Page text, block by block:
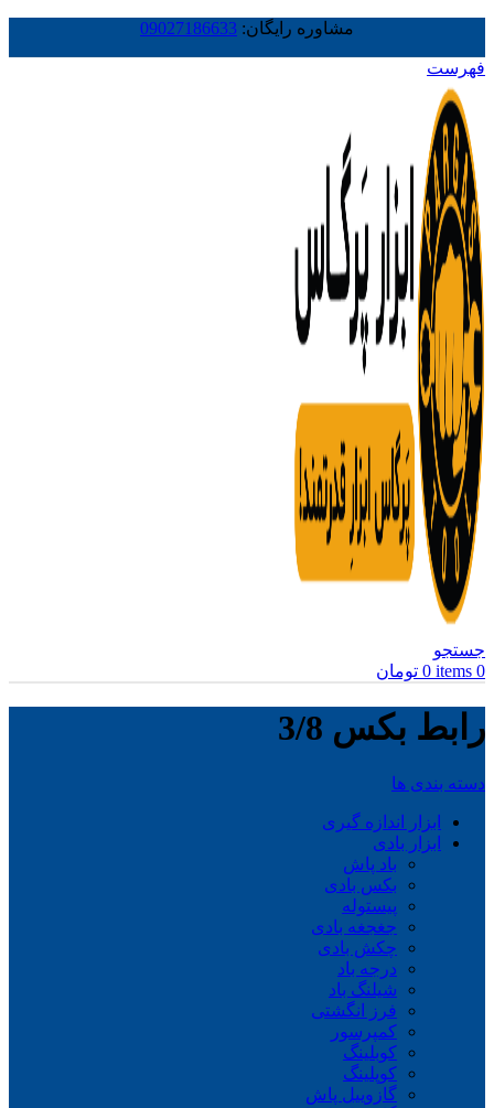
مشاوره رایگان: 09027186633
فهرست
جستجو
0
items
0 تومان
رابط بکس 3/8
دسته بندی ها
ابزار اندازه گیری
ابزار بادی
باد پاش
بکس بادی
پیستوله
جغجغه بادی
چکش بادی
درجه باد
شیلنگ باد
فرز انگشتی
کمپرسور
کوبلینگ
کوپلینگ
گازوییل پاش